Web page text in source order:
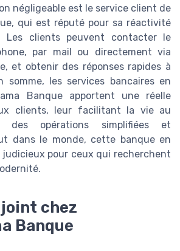
négligeable est le service client de
qui est réputé pour sa réactivité
Les clients peuvent contacter le
par mail ou directement via
et obtenir des réponses rapides à
somme, les services bancaires en
Banque apportent une réelle
clients, leur facilitant la vie au
des opérations simplifiées et
dans le monde, cette banque en
pour ceux qui recherchent
chez
Banque